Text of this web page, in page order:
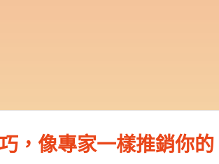
，像專家一樣推銷你的